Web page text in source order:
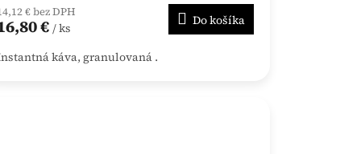
€ bez DPH
€ / ks Do košíka
káva, granulovaná .